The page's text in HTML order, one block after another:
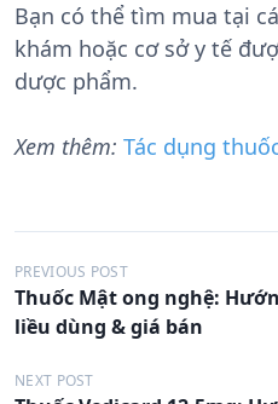
Bạn có thể tìm mua tại
khám hoặc cơ sở y tế
dược phẩm.
Xem thêm: Tác dụng
Đ
i
u
PREVIOUS POST
Thuốc Mật ong nghệ:
liều dùng & giá bán
NEXT POST